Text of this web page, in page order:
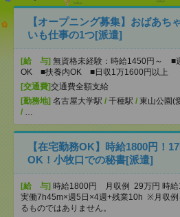
【オープニング募集】おばあち
いも仕事の1つ[派遣]
[給 与] 無資格未経験：時給1450円～ ■
OK ■扶養内OK ■日収1万1600円以上
[交通費]交通費全額支給
[勤務地] 名古屋大学駅 / 千種駅 / 東山公園(
/ …
【在宅勤務OK】時給1800円！
OK！小牧口での秘書[派遣]
[給 与] 時給1800円 月収例 29万円 時給
実働7h45m×週5日×4週+残業10h ※月収例
るものではありません。